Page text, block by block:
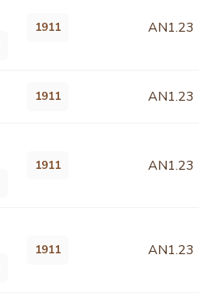
1911 AN1.23
1911 AN1.23
1911 AN1.23
1911 AN1.23